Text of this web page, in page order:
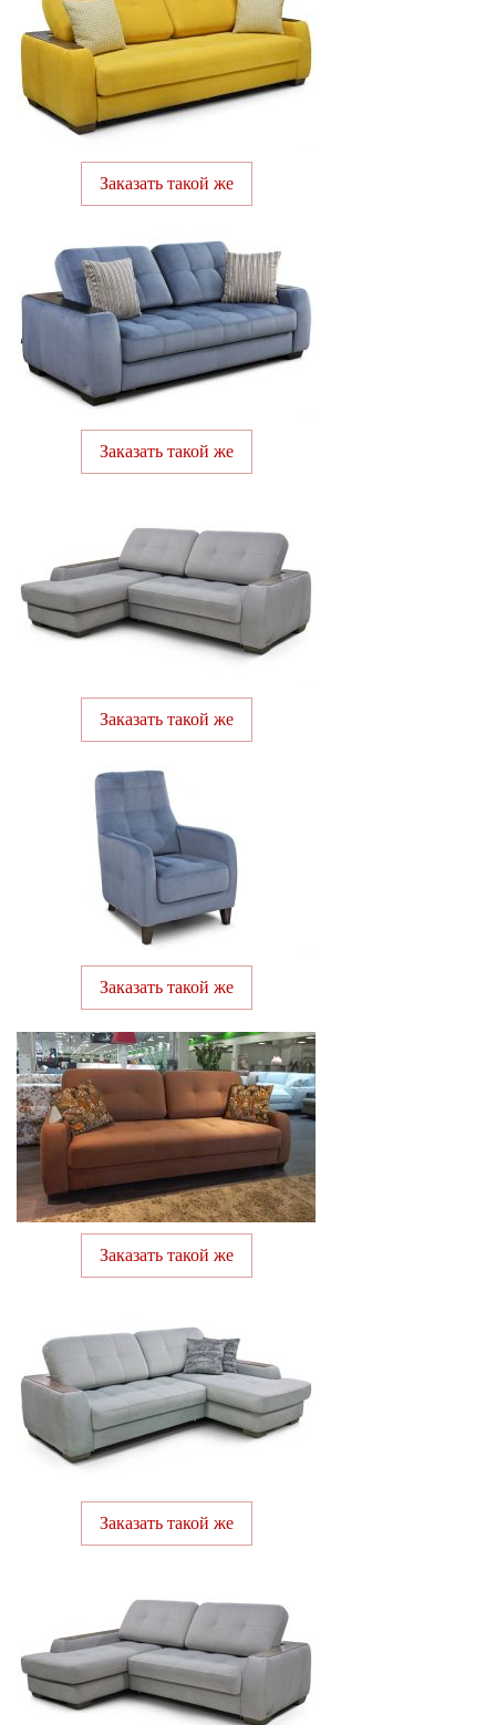
Заказать такой же
Заказать такой же
Заказать такой же
Заказать такой же
Заказать такой же
Заказать такой же